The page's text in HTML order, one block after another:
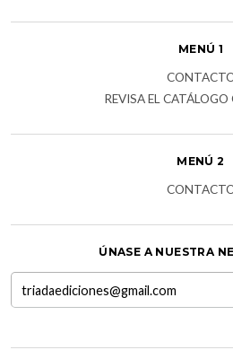
MENÚ 1
REVISA EL
MENÚ 2
ÚNASE A NUESTRA